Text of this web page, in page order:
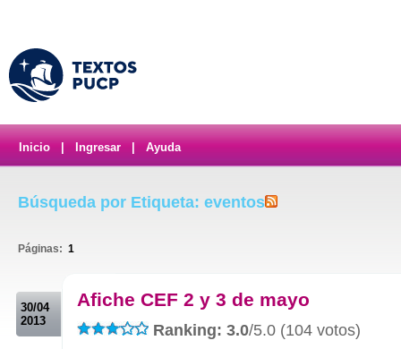
Inicio Ingresar Ayuda
Búsqueda por Etiqueta: eventos
Páginas: 1
30/04
2013
Afiche CEF 2 y 3 de mayo
Ranking: 3.0/5.0 (104 votos)